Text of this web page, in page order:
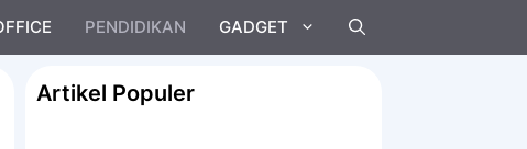
PENDIDIKAN GADGET
Artikel Populer